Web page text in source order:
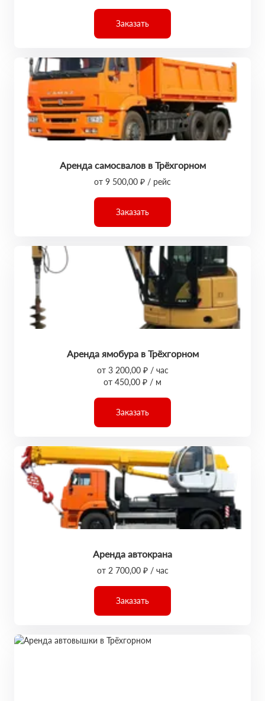
Заказать
Аренда самосвалов в Трёхгорном
от 9 500,00 ₽ / рейс
Заказать
Аренда ямобура в Трёхгорном
от 3 200,00 ₽ / час
от 450,00 ₽ / м
Заказать
Аренда автокрана
от 2 700,00 ₽ / час
Заказать